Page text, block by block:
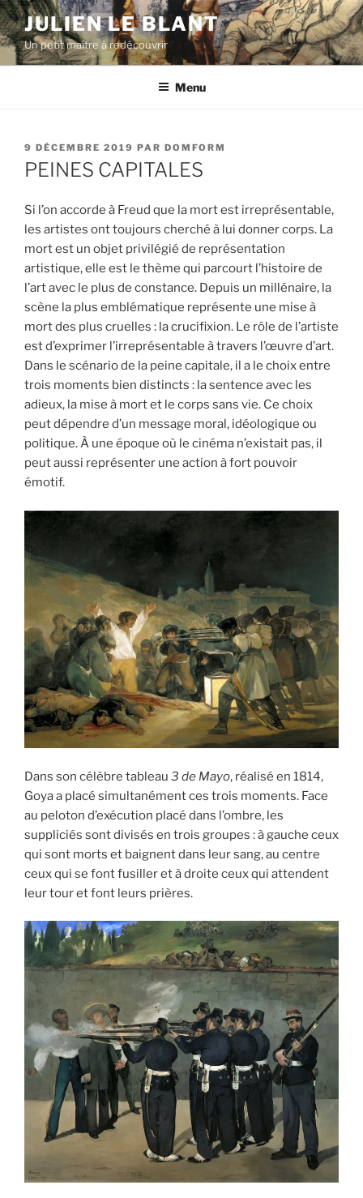
Aller
au
contenu
principal
JULIEN LE BLANT
Un petit maître à redécouvrir
Menu
PUBLIÉ
LE
9 DÉCEMBRE 2019 PAR DOMFORM
PEINES CAPITALES
Si l’on accorde à Freud que la mort est irreprésentable,
les artistes ont toujours cherché à lui donner corps. La
mort est un objet privilégié de représentation
artistique, elle est le thème qui parcourt l’histoire de
l’art avec le plus de constance. Depuis un millénaire, la
scène la plus emblématique représente une mise à
mort des plus cruelles : la crucifixion. Le rôle de l’artiste
est d’exprimer l’irreprésentable à travers l’œuvre d’art.
Dans le scénario de la peine capitale, il a le choix entre
trois moments bien distincts : la sentence avec les
adieux, la mise à mort et le corps sans vie. Ce choix
peut dépendre d’un message moral, idéologique ou
politique. À une époque où le cinéma n’existait pas, il
peut aussi représenter une action à fort pouvoir
émotif.
Dans son célèbre tableau 3 de Mayo, réalisé en 1814,
Goya a placé simultanément ces trois moments. Face
au peloton d’exécution placé dans l’ombre, les
suppliciés sont divisés en trois groupes : à gauche ceux
qui sont morts et baignent dans leur sang, au centre
ceux qui se font fusiller et à droite ceux qui attendent
leur tour et font leurs prières.